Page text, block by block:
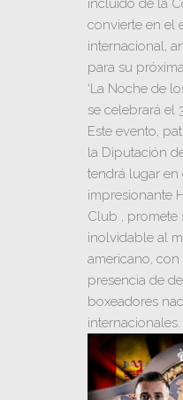
incluido de la
convierte en el
internacional,
para su
‘La Noche de
se celebrará el
Este evento,
la Diputación
tendrá lugar en
impresionante
Club , promete
inolvidable al
americano,
presencia de
boxeadores
internacionales.